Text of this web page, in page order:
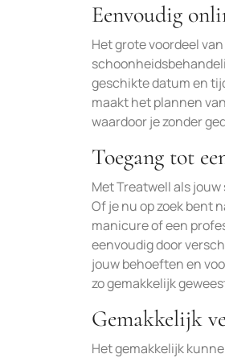
Eenvoudig
Het grote voordeel
geschikte datum en
maakt het plannen
waardoor je zonder
Toegang tot
Met Treatwell als
Of je nu op zoek bent
manicure of een
eenvoudig door
jouw behoeften en
zo gemakkelijk
Gemakkelijk
Het gemakkelijk